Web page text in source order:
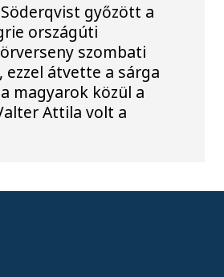
győzött a
országúti
szombati
ezzel átvette a sárga
magyarok közül a
Attila volt a